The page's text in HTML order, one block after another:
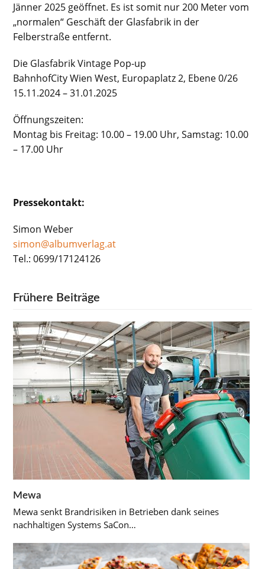
Jänner 2025 geöffnet. Es ist somit nur 200 Meter vom
„normalen“ Geschäft der Glasfabrik in der
Felberstraße entfernt.
Die Glasfabrik Vintage Pop-up
BahnhofCity Wien West, Europaplatz 2, Ebene 0/26
15.11.2024 – 31.01.2025
Öffnungszeiten:
Montag bis Freitag: 10.00 – 19.00 Uhr, Samstag: 10.00
– 17.00 Uhr
Pressekontakt:
Simon Weber
simon@albumverlag.at
Tel.: 0699/17124126
Frühere Beiträge
Mewa
Mewa senkt Brandrisiken in Betrieben dank seines
nachhaltigen Systems SaCon…